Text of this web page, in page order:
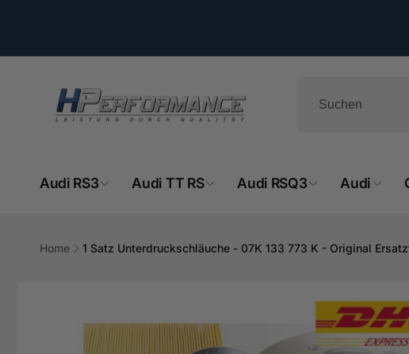
Audi RS3 Audi TT RS Audi RSQ3 Audi
Home 1 Satz Unterdruckschläuche - 07K 133 773 K - Original
Hemsbacher
74706
Deutschland